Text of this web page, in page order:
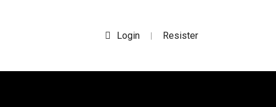
Login | Resister